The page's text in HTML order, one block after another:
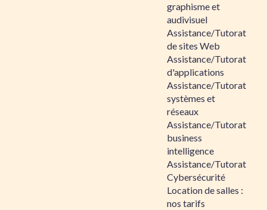
graphisme et
audivisuel
Assistance/Tutorat
de sites Web
Assistance/Tutorat
d'applications
Assistance/Tutorat
systèmes et
réseaux
Assistance/Tutorat
business
intelligence
Assistance/Tutorat
Cybersécurité
Location de salles :
nos tarifs